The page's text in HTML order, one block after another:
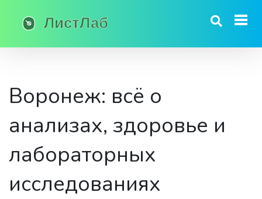
Воронеж: всё о
анализах, здоровье и
лабораторных
исследованиях